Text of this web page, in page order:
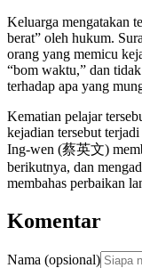
Keluarga mengatakan
berat” oleh hukum.
orang yang memicu
“bom waktu,” dan
terhadap apa yang
Kematian pelajar
kejadian tersebut
Ing-wen (蔡英文)
berikutnya, dan
membahas perbaikan
Komentar
Nama (opsional)